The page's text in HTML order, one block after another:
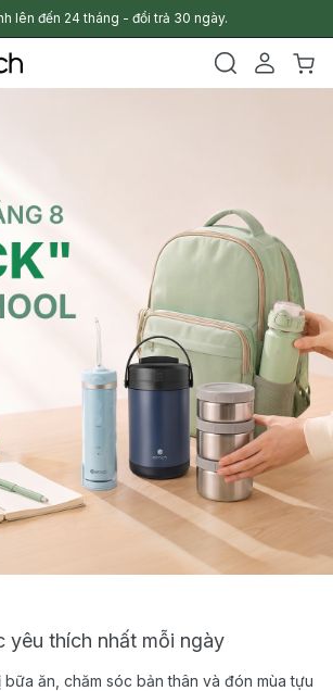
lên đến 24 tháng - đổi trả 30 ngày.
yêu thích nhất mỗi ngày
ăn, chăm sóc bản thân và đón mùa tựu